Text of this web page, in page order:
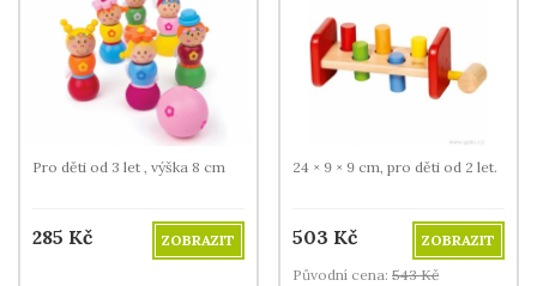
Pro děti od 3 let , výška 8 cm
285 Kč ZOBRAZIT
24 × 9 × 9 cm, pro děti od 2 let.
503 Kč
ZOBRAZIT
Původní cena: 543 Kč